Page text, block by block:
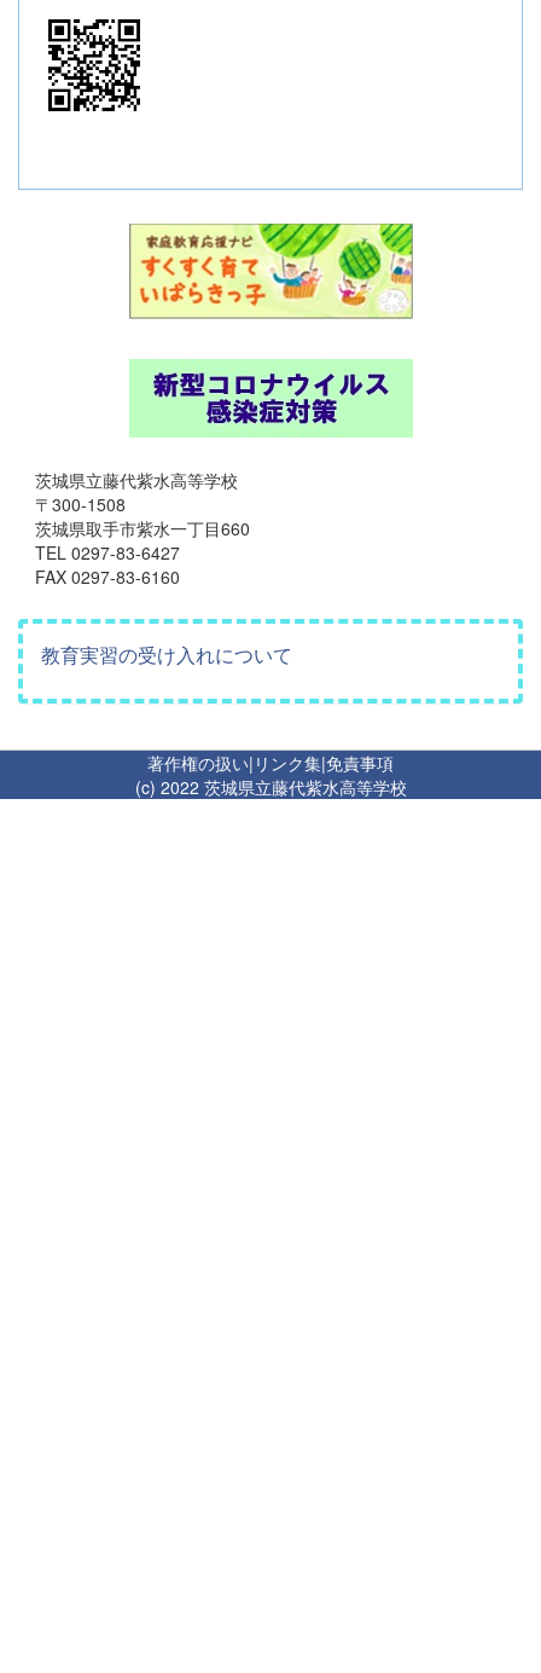
茨城県立藤代紫水高等学校
〒300-1508
茨城県取手市紫水一丁目660
TEL 0297-83-6427
FAX 0297-83-6160
教育実習の受け入れについて
著作権の扱い| リンク集|免責事項
(c) 2022 茨城県立藤代紫水高等学校